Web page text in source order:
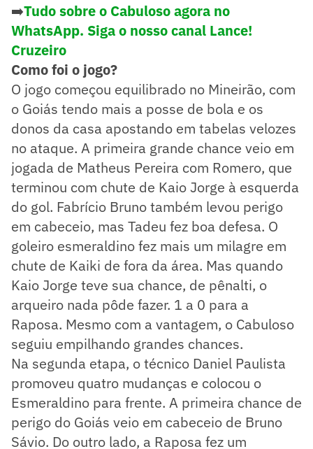
➡️Tudo sobre o Cabuloso agora no
WhatsApp. Siga o nosso canal Lance!
Cruzeiro
Como foi o jogo?
O jogo começou equilibrado no Mineirão, com
o Goiás tendo mais a posse de bola e os
donos da casa apostando em tabelas velozes
no ataque. A primeira grande chance veio em
jogada de Matheus Pereira com Romero, que
terminou com chute de Kaio Jorge à esquerda
do gol. Fabrício Bruno também levou perigo
em cabeceio, mas Tadeu fez boa defesa. O
goleiro esmeraldino fez mais um milagre em
chute de Kaiki de fora da área. Mas quando
Kaio Jorge teve sua chance, de pênalti, o
arqueiro nada pôde fazer. 1 a 0 para a
Raposa. Mesmo com a vantagem, o Cabuloso
seguiu empilhando grandes chances.
Na segunda etapa, o técnico Daniel Paulista
promoveu quatro mudanças e colocou o
Esmeraldino para frente. A primeira chance de
perigo do Goiás veio em cabeceio de Bruno
Sávio. Do outro lado, a Raposa fez um